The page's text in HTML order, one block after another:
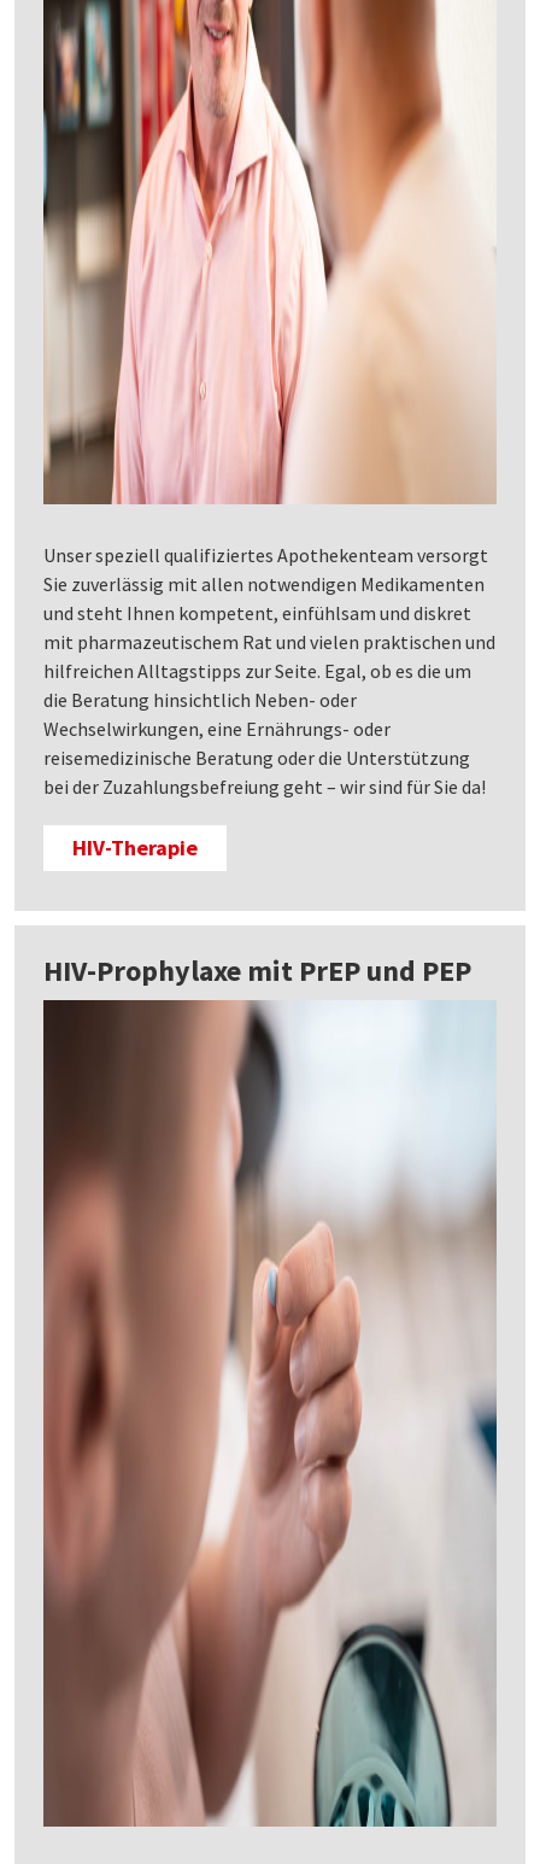
Unser speziell qualifiziertes Apothekenteam versorgt
Sie zuverlässig mit allen notwendigen Medikamenten
und steht Ihnen kompetent, einfühlsam und diskret
mit pharmazeutischem Rat und vielen praktischen und
hilfreichen Alltagstipps zur Seite. Egal, ob es die um
die Beratung hinsichtlich Neben- oder
Wechselwirkungen, eine Ernährungs- oder
reisemedizinische Beratung oder die Unterstützung
bei der Zuzahlungsbefreiung geht – wir sind für Sie da!
HIV-Therapie
HIV-Prophylaxe mit PrEP und PEP